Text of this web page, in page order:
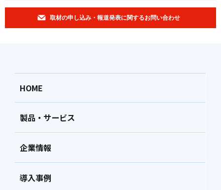
取材の申し込み・報道発表に関するお問い合わせ
HOME
製品・サービス
企業情報
導入事例